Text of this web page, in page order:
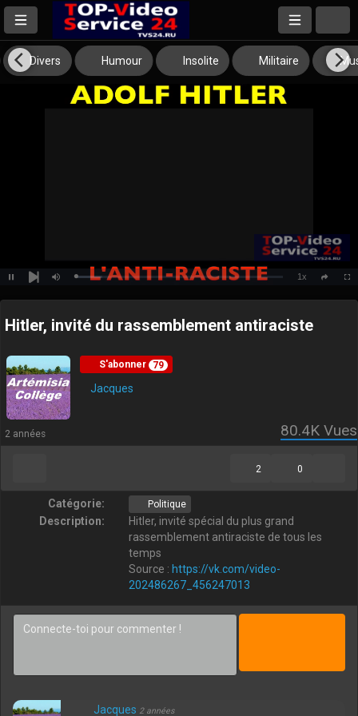
Divers Humour Insolite Militaire
Pause Mute Loaded:
1xPlayback
Hitler, invité du rassemblement antiraciste
S'abonner 79
Jacques
2 années 80.4K Vues
0
2
Catégorie: Politique
Description:
Hitler, invité spécial du plus grand
rassemblement antiraciste de tous les
temps
Source : https://vk.com/video-
202486267_456247013
Jacques 2 années